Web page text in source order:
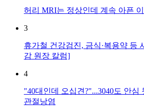
허리 MRI는 정상인데 계속 아픈
3
휴가철 건강검진, 금식·복용약 등
감 원장 칼럼]
4
"40대인데 오십견?"...3040도 안심
관절낭염